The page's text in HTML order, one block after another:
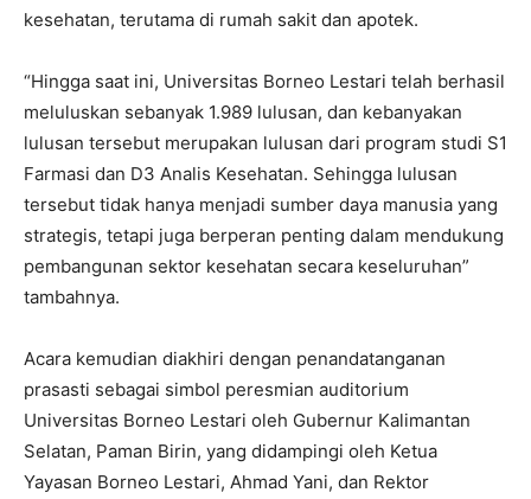
kesehatan, terutama di rumah sakit dan apotek.
“Hingga saat ini, Universitas Borneo Lestari telah berhasil
meluluskan sebanyak 1.989 lulusan, dan kebanyakan
lulusan tersebut merupakan lulusan dari program studi S1
Farmasi dan D3 Analis Kesehatan. Sehingga lulusan
tersebut tidak hanya menjadi sumber daya manusia yang
strategis, tetapi juga berperan penting dalam mendukung
pembangunan sektor kesehatan secara keseluruhan”
tambahnya.
Acara kemudian diakhiri dengan penandatanganan
prasasti sebagai simbol peresmian auditorium
Universitas Borneo Lestari oleh Gubernur Kalimantan
Selatan, Paman Birin, yang didampingi oleh Ketua
Yayasan Borneo Lestari, Ahmad Yani, dan Rektor